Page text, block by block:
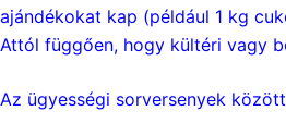
ajándékokat kap (például 1 kg
Attól függően, hogy kültéri vagy
Az ügyességi sorversenyek